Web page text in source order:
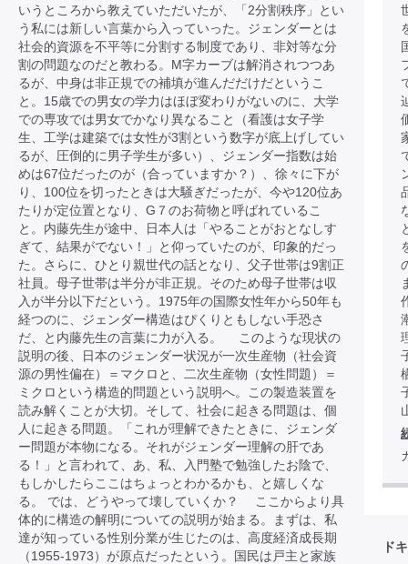
いうところから教えていただいたが、「2分割秩序」とい
う私には新しい言葉から入っていった。ジェンダーとは
社会的資源を不平等に分割する制度であり、非対等な分
割の問題なのだと教わる。M字カーブは解消されつつあ
るが、中身は非正規での補填が進んだだけだというこ
と。15歳での男女の学力はほぼ変わりがないのに、大学
での専攻では男女でかなり異なること（看護は女子学
生、工学は建築では女性が3割という数字が底上げしてい
るが、圧倒的に男子学生が多い）、ジェンダー指数は始
めは67位だったのが（合っていますか？）、徐々に下が
り、100位を切ったときは大騒ぎだったが、今や120位あ
たりが定位置となり、G７のお荷物と呼ばれているこ
と。内藤先生が途中、日本人は「やることがおとなしす
ぎて、結果がでない！」と仰っていたのが、印象的だっ
た。さらに、ひとり親世代の話となり、父子世帯は9割正
社員。母子世帯は半分が非正規。そのため母子世帯は収
入が半分以下だという。1975年の国際女性年から50年も
経つのに、ジェンダー構造はぴくりともしない手恐さ
だ、と内藤先生の言葉に力が入る。 このような現状の
説明の後、日本のジェンダー状況が一次生産物（社会資
源の男性偏在）＝マクロと、二次生産物（女性問題）＝
ミクロという構造的問題という説明へ。この製造装置を
読み解くことが大切。そして、社会に起きる問題は、個
人に起きる問題。「これが理解できたときに、ジェンダ
ー問題が本物になる。それがジェンダー理解の肝であ
る！」と言われて、あ、私、入門塾で勉強したお陰で、
もしかしたらここはちょっとわかるかも、と嬉しくな
る。 では、どうやって壊していくか？ ここからより具
体的に構造の解明についての説明が始まる。まずは、私
達が知っている性別分業が生じたのは、高度経済成長期
（1955-1973）が原点だったという。国民は戸主と家族
ド